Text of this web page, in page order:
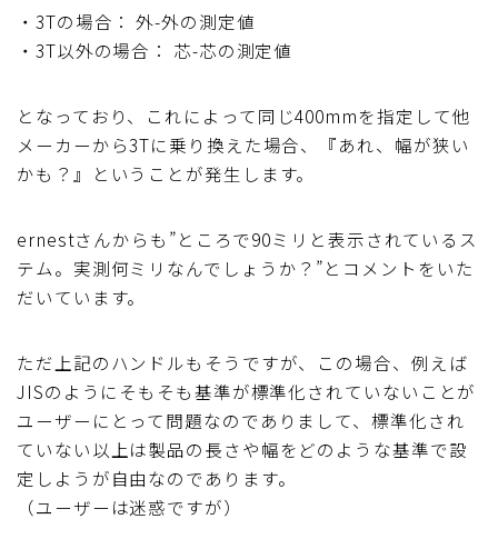
ブルべレポート2021
ブルベレポート2019
ブルベレポート2017
ブルべレポート2015
ブルべレポート2014
ブルべレポート2013
・3Tの場合： 外-外の測定値
・3T以外の場合： 芯-芯の測定値
となっており、これによって同じ400mmを指定して他
メーカーから3Tに乗り換えた場合、『あれ、幅が狭い
かも？』ということが発生します。
ernestさんからも”ところで90ミリと表示されているス
テム。実測何ミリなんでしょうか？”とコメントをいた
だいています。
ただ上記のハンドルもそうですが、この場合、例えば
JISのようにそもそも基準が標準化されていないことが
ユーザーにとって問題なのでありまして、標準化され
ていない以上は製品の長さや幅をどのような基準で設
定しようが自由なのであります。
（ユーザーは迷惑ですが）